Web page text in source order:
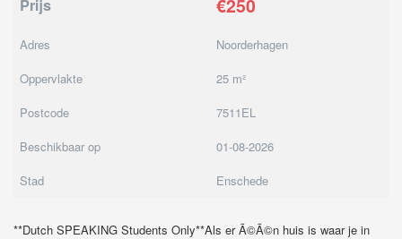
Prijs €250
Adres
Noorderhagen
Oppervlakte
25 m²
Postcode
7511EL
Beschikbaar op
01-08-2026
Stad
Enschede
**Dutch SPEAKING Students Only**Als er Ã©Ã©n huis is waar je in